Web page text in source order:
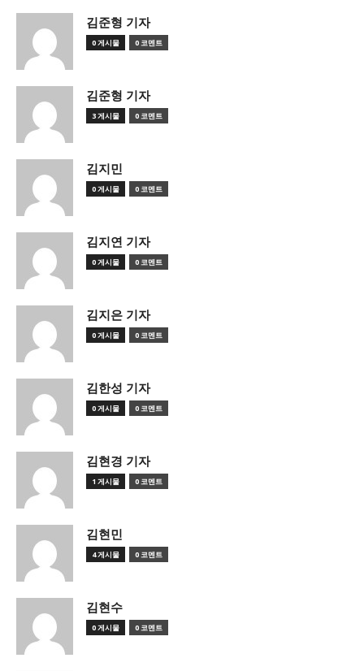
김준형 기자
0 게시물 0 코멘트
김준형 기자
3 게시물 0 코멘트
김지민
0 게시물 0 코멘트
김지연 기자
0 게시물 0 코멘트
김지은 기자
0 게시물 0 코멘트
김한성 기자
0 게시물 0 코멘트
김현경 기자
1 게시물 0 코멘트
김현민
4 게시물 0 코멘트
김현수
0 게시물 0 코멘트